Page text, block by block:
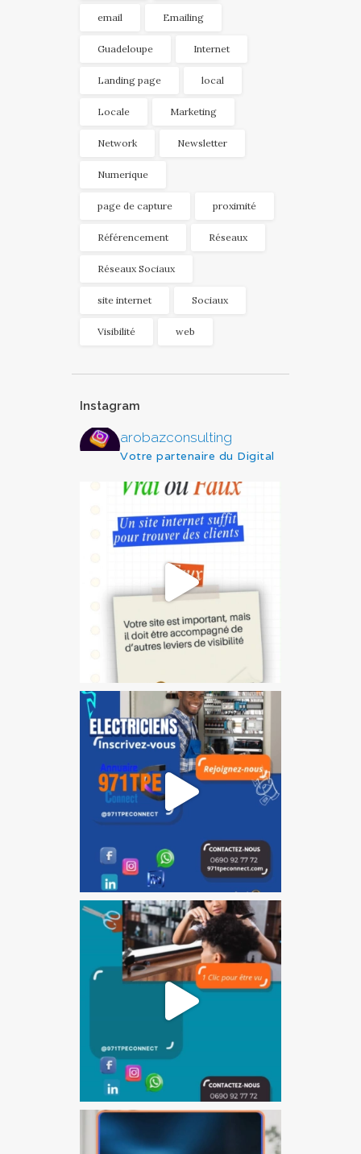
email Emailing
Guadeloupe Internet
Landing page local
Locale Marketing
Network Newsletter
Numerique
page de capture proximité
Référencement Réseaux
Réseaux Sociaux
site internet Sociaux
Visibilité web
Instagram
arobazconsulting
Votre partenaire du Digital